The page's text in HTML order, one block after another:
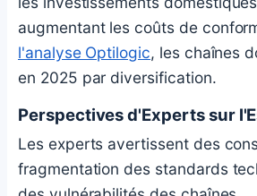
augmentant les coûts de
l'analyse Optilogic, les chaînes
en 2025 par diversification.
Perspectives d'Experts sur
Les experts avertissent des
fragmentation des standards